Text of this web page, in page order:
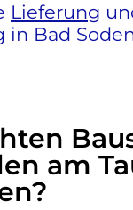
Lieferung
in Bad
am